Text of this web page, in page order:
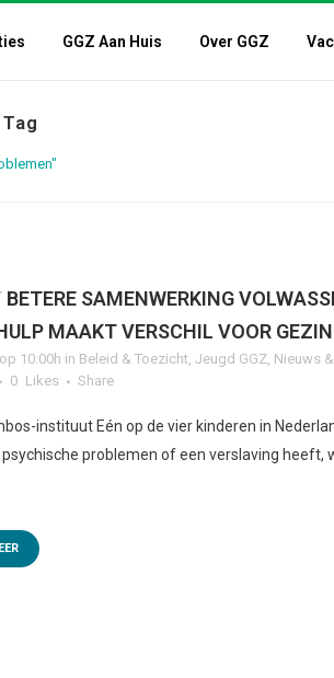
GGZ Aan Huis Over GGZ
BETERE SAMENWERKING
MAAKT VERSCHIL VOOR
10:00h in Beleid & Toezicht, Jeugd GGZ, Nieuws
0 Likes Share
instituut Eén op de vier kinderen in
problemen of een verslaving heeft,